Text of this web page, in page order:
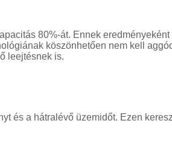
80%-át. Ennek
köszönhetően nem kell
leejtésnek is.
és a hátralévő üzemidőt. Ezen